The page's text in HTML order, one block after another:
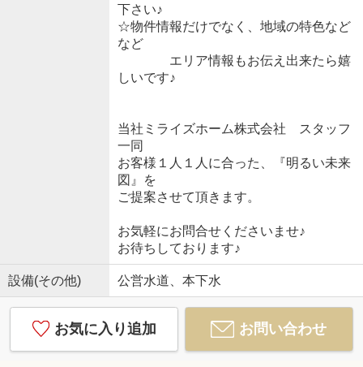
下さい♪
☆物件情報だけでなく、地域の特色など
など
エリア情報もお伝え出来たら嬉
しいです♪
当社ミライズホーム株式会社 スタッフ
一同
お客様１人１人に合った、『明るい未来
図』を
ご提案させて頂きます。
お気軽にお問合せくださいませ♪
お待ちしております♪
設備(その他) 公営水道、本下水
お気に入り追加 お問い合わせ